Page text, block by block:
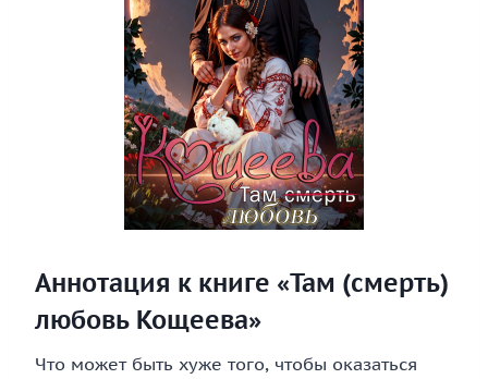
Аннотация к книге «Там (смерть)
любовь Кощеева»
Что может быть хуже того, чтобы оказаться